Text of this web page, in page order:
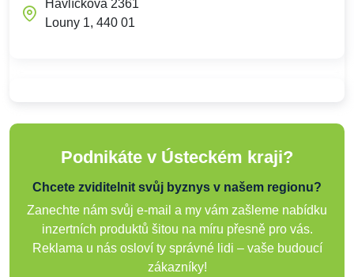
Havlíčkova 2361
Louny 1, 440 01
Podnikáte v Ústeckém kraji?
Chcete zviditelnit svůj byznys v našem regionu?
Zanechte nám svůj e-mail a my vám zašleme nabídku
inzertních produktů šitou na míru přesně pro vás.
Reklama u nás osloví ty správné lidi – vaše budoucí
zákazníky!